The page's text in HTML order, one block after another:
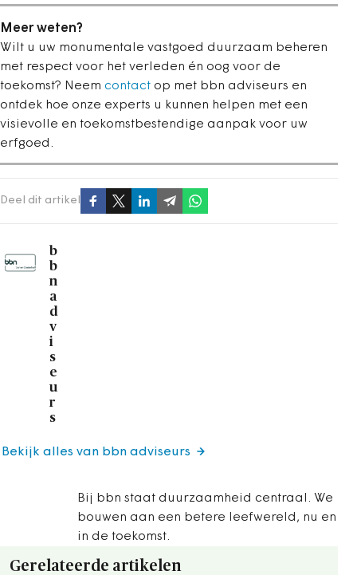
Meer weten?
Wilt u uw monumentale vastgoed duurzaam beheren
met respect voor het verleden én oog voor de
toekomst? Neem contact op met bbn adviseurs en
ontdek hoe onze experts u kunnen helpen met een
visievolle en toekomstbestendige aanpak voor uw
erfgoed.
Deel dit artikel
b
b
n
a
d
v
i
s
e
u
r
s
Bij bbn staat duurzaamheid centraal. We
bouwen aan een betere leefwereld, nu en
in de toekomst.
Bekijk alles van bbn adviseurs
Gerelateerde artikelen